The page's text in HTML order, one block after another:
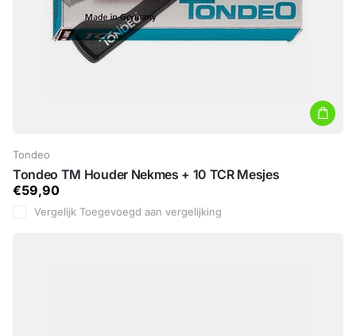
Tondeo
Tondeo TM Houder Nekmes + 10 TCR Mesjes
€59,90
Vergelijk Toegevoegd aan vergelijking